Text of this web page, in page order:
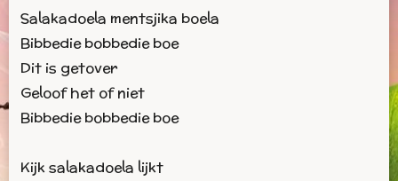
Salakadoela mentsjika boela
Bibbedie bobbedie boe
Dit is getover
Geloof het of niet
Bibbedie bobbedie boe
Kijk salakadoela lijkt